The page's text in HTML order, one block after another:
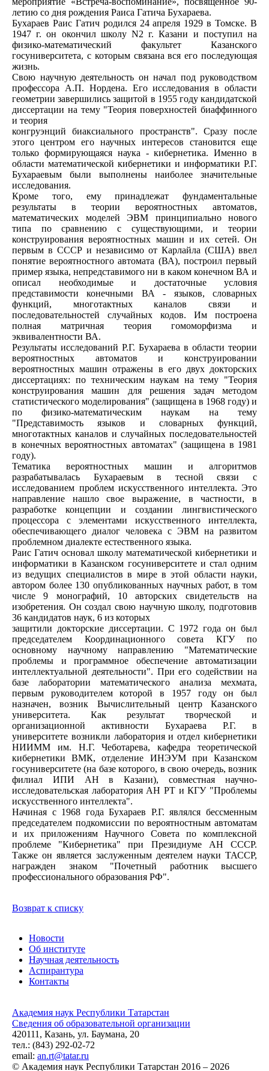
летию со дня рождения Раиса Гатича Бухараева.
Бухараев Раис Гатич родился 24 апреля 1929 в Томске. В
1947 г. он окончил школу N2 г. Казани и поступил на
физико-математический факультет Казанского
госуниверситета, с которым связана вся его последующая
жизнь.
Свою научную деятельность он начал под руководством
профессора А.П. Нордена. Его исследования в области
геометрии завершились защитой в 1955 году кандидатской
диссертации на тему "Теория поверхностей биаффинного
и теория
конгруэнций биаксиального пространств". Сразу после
этого центром его научных интересов становится еще
только формирующаяся наука - кибернетика. Именно в
области математической кибернетики и информатики Р.Г.
Бухараевым были выполнены наиболее значительные
исследования.
Кроме того, ему принадлежат фундаментальные
результаты в теории вероятностных автоматов,
математических моделей ЭВМ принципиально нового
типа по сравнению с существующими, и теории
конструирования вероятностных машин и их сетей. Он
первым в СССР и независимо от Карлайла (США) ввел
понятие вероятностного автомата (ВА), построил первый
пример языка, непредставимого ни в каком конечном ВА и
описал необходимые и достаточные условия
представимости конечными ВА - языков, словарных
функций, многотактных каналов связи и
последовательностей случайных кодов. Им построена
полная матричная теория гомоморфизма и
эквивалентности ВА.
Результаты исследований Р.Г. Бухараева в области теории
вероятностных автоматов и конструировании
вероятностных машин отражены в его двух докторских
диссертациях: по техническим наукам на тему "Теория
конструирования машин для решения задач методом
статистического моделирования" (защищена в 1968 году) и
по физико-математическим наукам на тему
"Представимость языков и словарных функций,
многотактных каналов и случайных последовательностей
в конечных вероятностных автоматах" (защищена в 1981
году).
Тематика вероятностных машин и алгоритмов
разрабатывалась Бухараевым в тесной связи с
исследованием проблем искусственного интеллекта. Это
направление нашло свое выражение, в частности, в
разработке концепции и создании лингвистического
процессора с элементами искусственного интеллекта,
обеспечивающего диалог человека с ЭВМ на развитом
проблемном диалекте естественного языка.
Раис Гатич основал школу математической кибернетики и
информатики в Казанском госуниверситете и стал одним
из ведущих специалистов в мире в этой области науки,
автором более 130 опубликованных научных работ, в том
числе 9 монографий, 10 авторских свидетельств на
изобретения. Он создал свою научную школу, подготовив
36 кандидатов наук, 6 из которых
защитили докторские диссертации. С 1972 года он был
председателем Координационного совета КГУ по
основному научному направлению "Математические
проблемы и программное обеспечение автоматизации
интеллектуальной деятельности". При его содействии на
базе лаборатории математического анализа мехмата,
первым руководителем которой в 1957 году он был
назначен, возник Вычислительный центр Казанского
университета. Как результат творческой и
организационной активности Бухараева Р.Г. в
университете возникли лаборатория и отдел кибернетики
НИИММ им. Н.Г. Чеботарева, кафедра теоретической
кибернетики ВМК, отделение ИНЭУМ при Казанском
госуниверситете (на базе которого, в свою очередь, возник
филиал ИПИ АН в Казани), совместная научно-
исследовательская лаборатория АН РТ и КГУ "Проблемы
искусственного интеллекта".
Начиная с 1968 года Бухараев Р.Г. являлся бессменным
председателем подкомиссии по вероятностным автоматам
и их приложениям Научного Совета по комплексной
проблеме "Кибернетика" при Президиуме АН СССР.
Также он является заслуженным деятелем науки ТАССР,
награжден знаком "Почетный работник высшего
профессионального образования РФ".
Возврат к списку
Новости
Об институте
Научная деятельность
Аспирантура
Контакты
Академия наук Республики Татарстан
Сведения об образовательной организации
420111, Казань, ул. Баумана, 20
тел.: (843) 292-02-72
email: an.rt@tatar.ru
© Академия наук Республики Татарстан 2016 – 2026